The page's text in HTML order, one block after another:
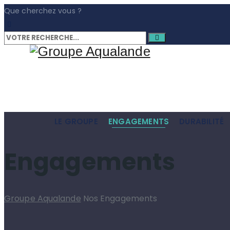
Que cherchez vous ?
ENGAGEMENTS
Engagements
Groupe Aqualande Nos Engagements